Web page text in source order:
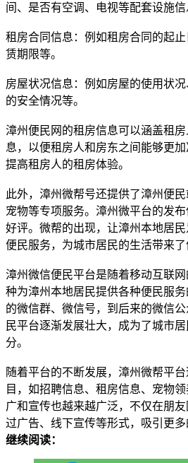
间、是否有空调、电视等配套设施信
租房合同信息：例如租房合同的起
赁期限等。
房屋状况信息：例如房屋的使用状
的安全情况等。
漳州便民网的租房信息可以涵盖租
息，以便租房人和房东之间能够更
提高租房人的租房体验。
此外，漳州微帮号还提供了漳州便民
宠物等专项服务。漳州微平台的发
好评。微帮的出现，让漳州本地居
便民服务，为城市居民的生活带来了
漳州微信便民平台是随着移动互联
种为漳州本地居民提供各种便民服
的微信群、微信号，到后来的微信
民平台逐渐发展壮大，成为了城市
分。
随着平台的不断发展，漳州微帮平
目，如招聘信息、租房信息、宠物
广和宣传也越来越广泛，不仅在朋
过广告、线下宣传等形式，吸引更多
继续阅读：